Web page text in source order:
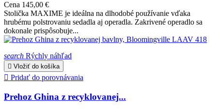
Cena 145,00 €
Stolička MAXIME je ideálna na dlhodobé používanie vďaka
hrubému polstrovaniu sedadla aj operadla. Zakrivené operadlo sa
dokonale prispôsobuje...
search Rýchly náhľad
 Vložiť do košíka
 Pridať do porovnávania
Prehoz Ghina z recyklovanej...